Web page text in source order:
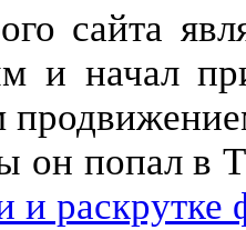
сайта
и начал
он попал
и раскрутке